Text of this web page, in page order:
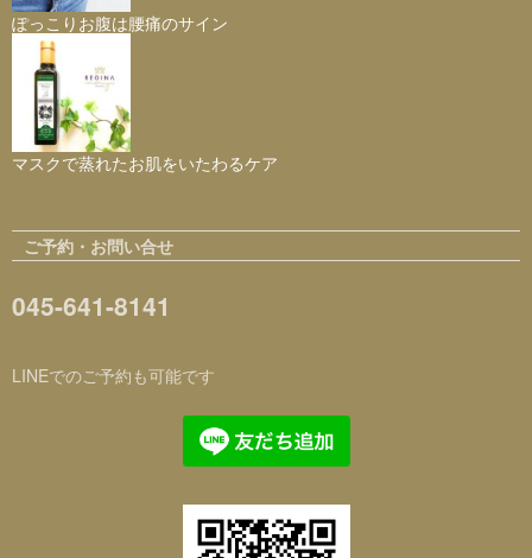
ぽっこりお腹は腰痛のサイン
マスクで蒸れたお肌をいたわるケア
ご予約・お問い合せ
045-641-8141
LINEでのご予約も可能です